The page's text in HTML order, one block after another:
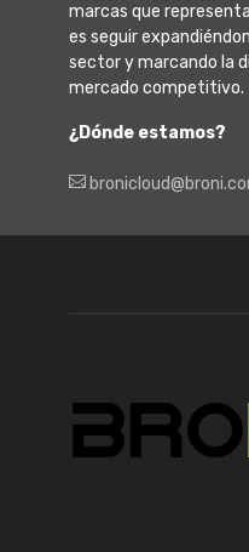
marcas que
es seguir
sector y marcando la
mercado competitivo.
¿Dónde estamos?